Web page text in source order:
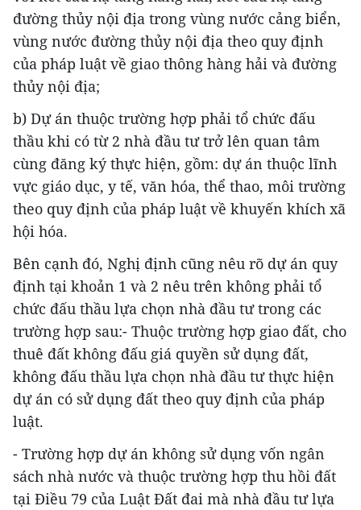
đường thủy nội địa trong vùng nước cảng biển,
vùng nước đường thủy nội địa theo quy định
của pháp luật về giao thông hàng hải và đường
thủy nội địa;
b) Dự án thuộc trường hợp phải tổ chức đấu
thầu khi có từ 2 nhà đầu tư trở lên quan tâm
cùng đăng ký thực hiện, gồm: dự án thuộc lĩnh
vực giáo dục, y tế, văn hóa, thể thao, môi trường
theo quy định của pháp luật về khuyến khích xã
hội hóa.
Bên cạnh đó, Nghị định cũng nêu rõ dự án quy
định tại khoản 1 và 2 nêu trên không phải tổ
chức đấu thầu lựa chọn nhà đầu tư trong các
trường hợp sau:- Thuộc trường hợp giao đất, cho
thuê đất không đấu giá quyền sử dụng đất,
không đấu thầu lựa chọn nhà đầu tư thực hiện
dự án có sử dụng đất theo quy định của pháp
luật.
- Trường hợp dự án không sử dụng vốn ngân
sách nhà nước và thuộc trường hợp thu hồi đất
tại Điều 79 của Luật Đất đai mà nhà đầu tư lựa